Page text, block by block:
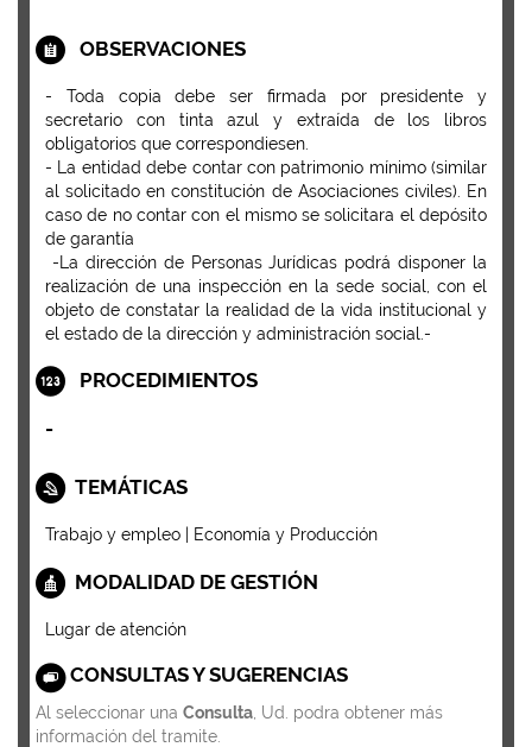
OBSERVACIONES
- Toda copia debe ser firmada por presidente y
secretario con tinta azul y extraída de los libros
obligatorios que correspondiesen.
- La entidad debe contar con patrimonio mínimo (similar
al solicitado en constitución de Asociaciones civiles). En
caso de no contar con el mismo se solicitara el depósito
de garantía
-La dirección de Personas Jurídicas podrá disponer la
realización de una inspección en la sede social, con el
objeto de constatar la realidad de la vida institucional y
el estado de la dirección y administración social.-
PROCEDIMIENTOS
-
TEMÁTICAS
Trabajo y empleo | Economía y Producción
MODALIDAD DE GESTIÓN
Lugar de atención
CONSULTAS Y SUGERENCIAS
Al seleccionar una Consulta , Ud. podra obtener más
información del tramite.